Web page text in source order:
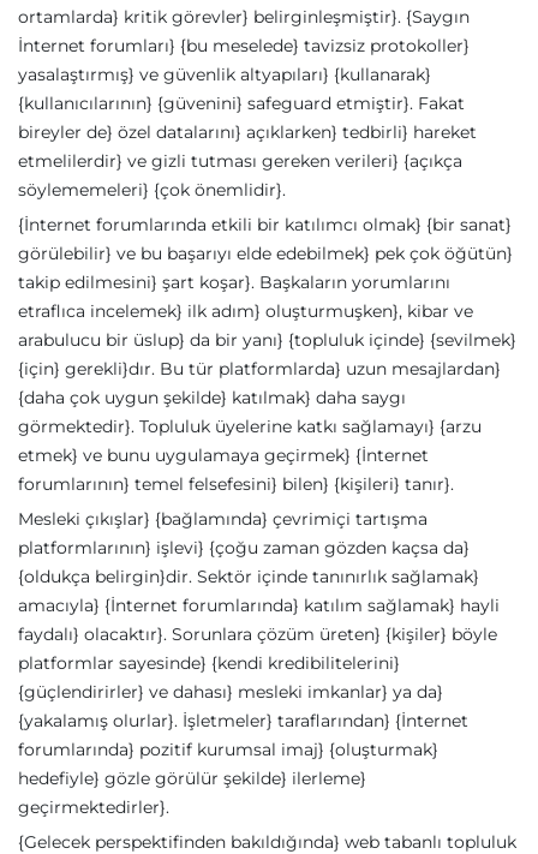
ortamlarda} kritik görevler} belirginleşmiştir}. {Saygın
İnternet forumları} {bu meselede} tavizsiz protokoller}
yasalaştırmış} ve güvenlik altyapıları} {kullanarak}
{kullanıcılarının} {güvenini} safeguard etmiştir}. Fakat
bireyler de} özel datalarını} açıklarken} tedbirli} hareket
etmelilerdir} ve gizli tutması gereken verileri} {açıkça
söylememeleri} {çok önemlidir}.
{İnternet forumlarında etkili bir katılımcı olmak} {bir sanat}
görülebilir} ve bu başarıyı elde edebilmek} pek çok öğütün}
takip edilmesini} şart koşar}. Başkaların yorumlarını
etraflıca incelemek} ilk adım} oluşturmuşken}, kibar ve
arabulucu bir üslup} da bir yanı} {topluluk içinde} {sevilmek}
{için} gerekli}dır. Bu tür platformlarda} uzun mesajlardan}
{daha çok uygun şekilde} katılmak} daha saygı
görmektedir}. Topluluk üyelerine katkı sağlamayı} {arzu
etmek} ve bunu uygulamaya geçirmek} {İnternet
forumlarının} temel felsefesini} bilen} {kişileri} tanır}.
Mesleki çıkışlar} {bağlamında} çevrimiçi tartışma
platformlarının} işlevi} {çoğu zaman gözden kaçsa da}
{oldukça belirgin}dir. Sektör içinde tanınırlık sağlamak}
amacıyla} {İnternet forumlarında} katılım sağlamak} hayli
faydalı} olacaktır}. Sorunlara çözüm üreten} {kişiler} böyle
platformlar sayesinde} {kendi kredibilitelerini}
{güçlendirirler} ve dahası} mesleki imkanlar} ya da}
{yakalamış olurlar}. İşletmeler} taraflarından} {İnternet
forumlarında} pozitif kurumsal imaj} {oluşturmak}
hedefiyle} gözle görülür şekilde} ilerleme}
geçirmektedirler}.
{Gelecek perspektifinden bakıldığında} web tabanlı topluluk